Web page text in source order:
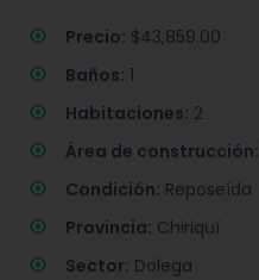
Precio: $43,859.00
Baños: 1
Habitaciones: 2
Área de construcción:
Condición: Reposeída
Provincia: Chiriquí
Sector: Dolega